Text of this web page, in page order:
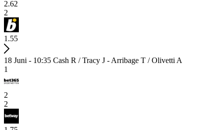
2.62
2
1.55
18 Juni - 10:35 Cash R / Tracy J - Arribage T / Olivetti A
1
2
2